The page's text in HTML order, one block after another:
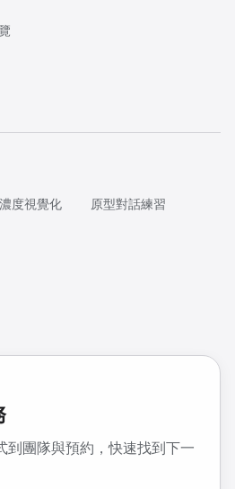
度視覺化 原型對話練習
到團隊與預約，快速找到下一